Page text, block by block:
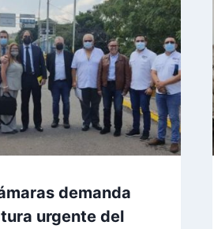
demanda
urgente del